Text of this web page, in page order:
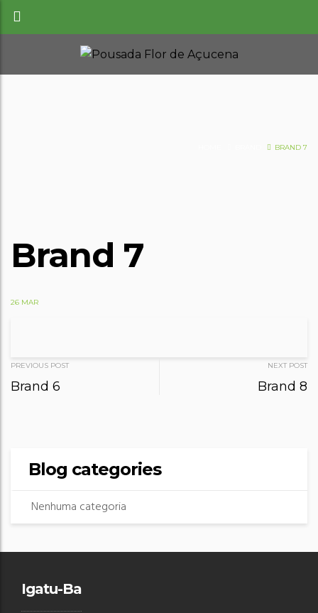
BRAND 7
Brand 7
26 MAR
Post
navigation
PREVIOUS POST
Brand 6
NEXT POST
Brand 8
Blog categories
Nenhuma categoria
Igatu-Ba